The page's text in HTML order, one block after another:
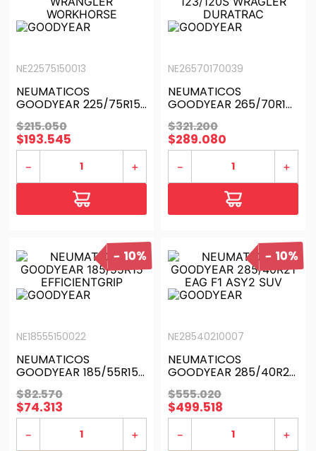
NE22575150013
NEUMATICOS
GOODYEAR 225/75R15
WRANGLER
WORKHORSE
$215.050
$193.545
＋
－
NE26570170039
NEUMATICOS
GOODYEAR 265/70R17
123/120S WRAGLER
DURATRAC
$321.200
$289.080
＋
－
10%
NE18555150022
NEUMATICOS
GOODYEAR 185/55R15
EFFICIENTGRIP
$82.570
$74.313
＋
－
10%
NE28540210007
NEUMATICOS
GOODYEAR 285/40R21
EAG F1 ASY2 SUV
$555.020
$499.518
＋
－